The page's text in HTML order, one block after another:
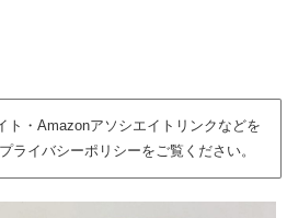
ト・Amazonアソシエイトリンクなどを
ライバシーポリシーをご覧ください。